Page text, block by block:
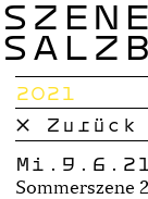
SZENE
2021
× Zurück
Sommerszene